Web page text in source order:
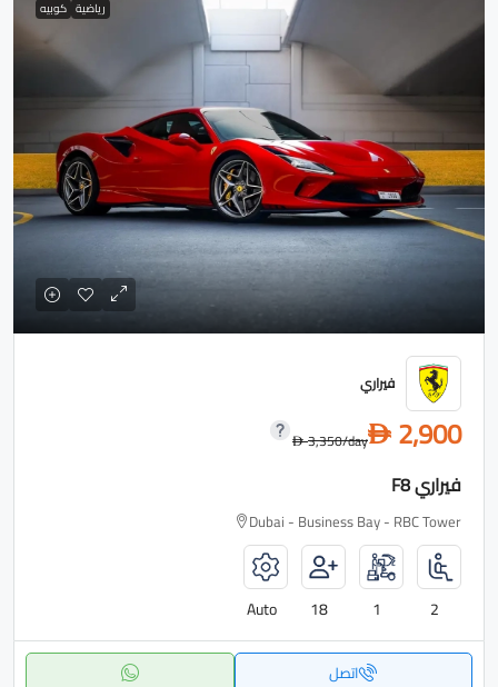
رياضية كوبيه
فيراري
D 2,900
D3,350/day
فيراري F8
Dubai - Business Bay - RBC Tower
2
1
18
Auto
اتصل